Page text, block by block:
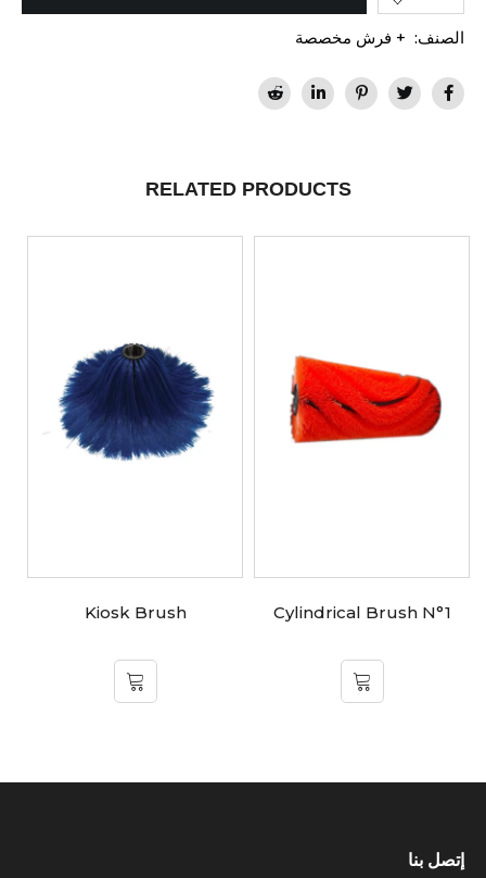
الصنف: + فرش مخصصة
RELATED PRODUCTS
Cylindrical Brush N°1
Kiosk Brush
إتصل بنا